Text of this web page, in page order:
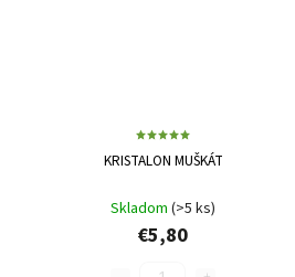
KRISTALON MUŠKÁT
Skladom (>5 ks)
€5,80